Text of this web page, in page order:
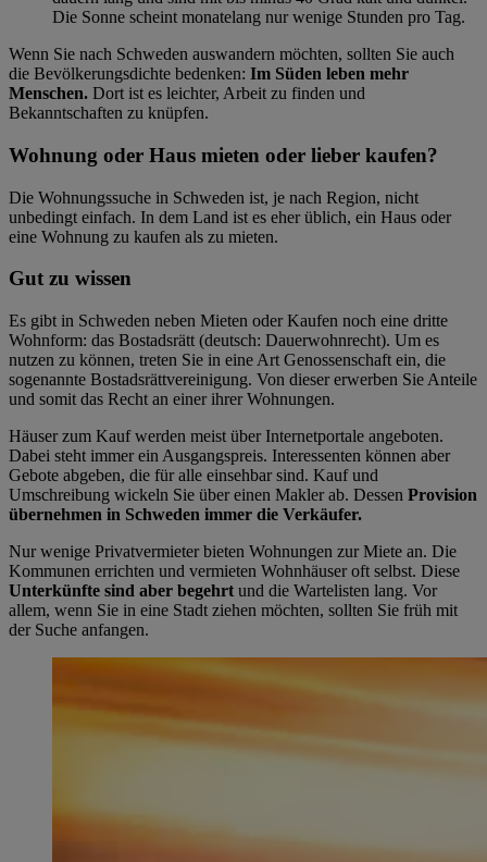
Die Sonne scheint monatelang nur wenige Stunden pro Tag.
Wenn Sie nach Schweden auswandern möchten, sollten Sie auch
die Bevölkerungsdichte bedenken: Im Süden leben mehr
Menschen. Dort ist es leichter, Arbeit zu finden und
Bekanntschaften zu knüpfen.
Wohnung oder Haus mieten oder lieber kaufen?
Die Wohnungssuche in Schweden ist, je nach Region, nicht
unbedingt einfach. In dem Land ist es eher üblich, ein Haus oder
eine Wohnung zu kaufen als zu mieten.
Gut zu wissen
Es gibt in Schweden neben Mieten oder Kaufen noch eine dritte
Wohnform: das Bostadsrätt (deutsch: Dauerwohnrecht). Um es
nutzen zu können, treten Sie in eine Art Genossenschaft ein, die
sogenannte Bostadsrättvereinigung. Von dieser erwerben Sie Anteile
und somit das Recht an einer ihrer Wohnungen.
Häuser zum Kauf werden meist über Internetportale angeboten.
Dabei steht immer ein Ausgangspreis. Interessenten können aber
Gebote abgeben, die für alle einsehbar sind. Kauf und
Umschreibung wickeln Sie über einen Makler ab. Dessen Provision
übernehmen in Schweden immer die Verkäufer.
Nur wenige Privatvermieter bieten Wohnungen zur Miete an. Die
Kommunen errichten und vermieten Wohnhäuser oft selbst. Diese
Unterkünfte sind aber begehrt und die Wartelisten lang. Vor
allem, wenn Sie in eine Stadt ziehen möchten, sollten Sie früh mit
der Suche anfangen.